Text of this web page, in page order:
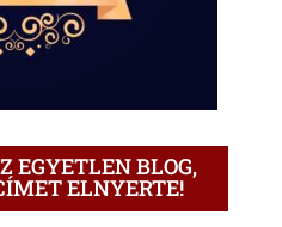
EGYETLEN BLOG,
ELNYERTE!